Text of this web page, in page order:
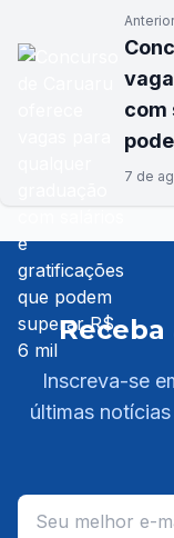
Anterior
com
7 de
Inscreva-se
últimas